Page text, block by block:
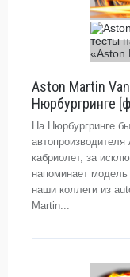
Aston Martin
Нюрбургринге
На Нюрбургринге
кабриолет, за
напоминает
наши коллеги из
Martin...